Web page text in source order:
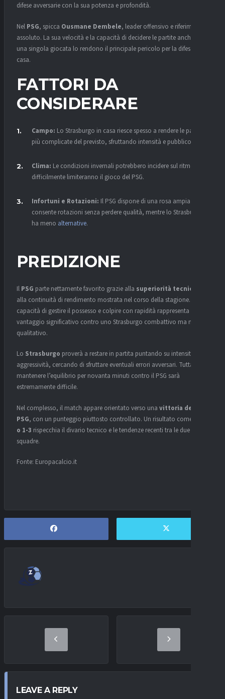
difese avversarie con la sua potenza e profondità.
Nel PSG, spicca Ousmane Dembele, leader offensivo e riferimento
assoluto. La sua velocità e la capacità di decidere le partite anche con
una singola giocata lo rendono il principale pericolo per la difesa di
casa.
FATTORI DA
CONSIDERARE
Campo: Lo Strasburgo in casa riesce spesso a rendere le partite
più complicate del previsto, sfruttando intensità e pubblico.
Clima: Le condizioni invernali potrebbero incidere sul ritmo, ma
difficilmente limiteranno il gioco del PSG.
Infortuni e Rotazioni: Il PSG dispone di una rosa ampia che
consente rotazioni senza perdere qualità, mentre lo Strasburgo
ha meno alternative.
PREDIZIONE
Il PSG parte nettamente favorito grazie alla superiorità tecnica
alla continuità di rendimento mostrata nel corso della stagione. La
capacità di gestire il possesso e colpire con rapidità rappresenta un
vantaggio significativo contro uno Strasburgo combattivo ma meno
qualitativo.
Lo Strasburgo proverà a restare in partita puntando su intensità e
aggressività, cercando di sfruttare eventuali errori avversari. Tuttavia,
mantenere l’equilibrio per novanta minuti contro il PSG sarà
estremamente difficile.
Nel complesso, il match appare orientato verso una vittoria del
PSG, con un punteggio piuttosto controllato. Un risultato come
o 1-3 rispecchia il divario tecnico e le tendenze recenti tra le due
squadre.
Fonte: Europacalcio.it
LEAVE A REPLY